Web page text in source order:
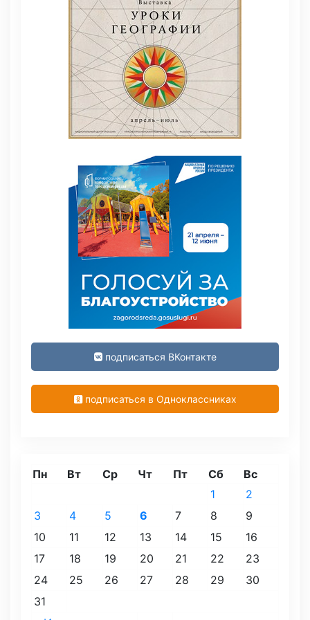
подписаться ВКонтакте
подписаться в Одноклассниках
Пн Вт Ср Чт Пт Сб Вс
1
2
3
4 5 6 7 8
9
10
11 12 13 14 15
16
17
18 19 20 21 22
23
24
25 26 27 28 29
30
31